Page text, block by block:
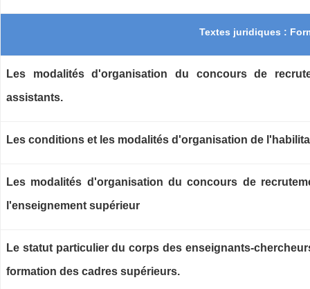
Textes juridiques :
Les modalités d'organisation du concours de
assistants.
Les conditions et les modalités d'organisation de
Les modalités d'organisation du concours de
l'enseignement supérieur
Le statut particulier du corps des enseignants-
formation des cadres supérieurs.